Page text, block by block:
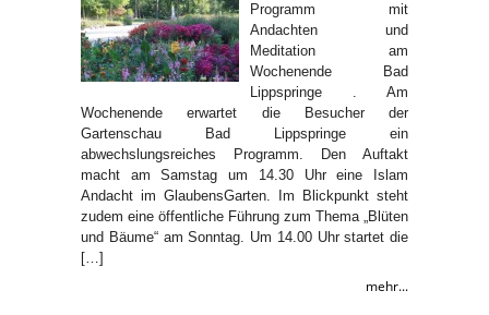
Programm mit
Andachten und
Meditation am
Wochenende Bad
Lippspringe . Am
Wochenende erwartet die Besucher der
Gartenschau Bad Lippspringe ein
abwechslungsreiches Programm. Den Auftakt
macht am Samstag um 14.30 Uhr eine Islam
Andacht im GlaubensGarten. Im Blickpunkt steht
zudem eine öffentliche Führung zum Thema „Blüten
und Bäume“ am Sonntag. Um 14.00 Uhr startet die
[…]
mehr...